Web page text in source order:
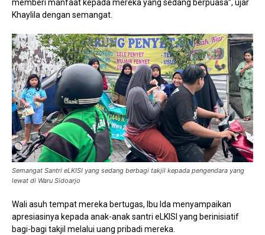
memberi manfaat kepada mereka yang sedang berpuasa”, ujar
Khaylila dengan semangat.
Semangat Santri eLKISI yang sedang berbagi takjil kepada pengendara yang
lewat di Waru Sidoarjo
Wali asuh tempat mereka bertugas, Ibu Ida menyampaikan
apresiasinya kepada anak-anak santri eLKISI yang berinisiatif
bagi-bagi takjil melalui uang pribadi mereka.